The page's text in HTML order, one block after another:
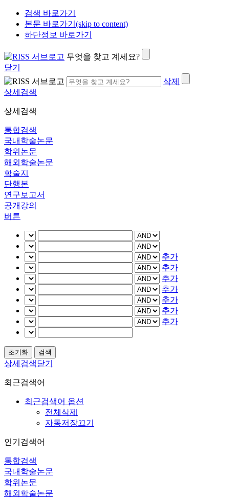
검색 바로가기
본문 바로가기(skip to content)
하단정보 바로가기
무엇을 찾고 계세요?
닫기
삭제
상세검색
상세검색
통합검색
국내학술논문
학위논문
해외학술논문
학술지
단행본
연구보고서
공개강의
버튼
추가
추가
추가
추가
추가
추가
추가
상세검색닫기
최근검색어
최근검색어 옵션
전체삭제
자동저장끄기
인기검색어
통합검색
국내학술논문
학위논문
해외학술논문